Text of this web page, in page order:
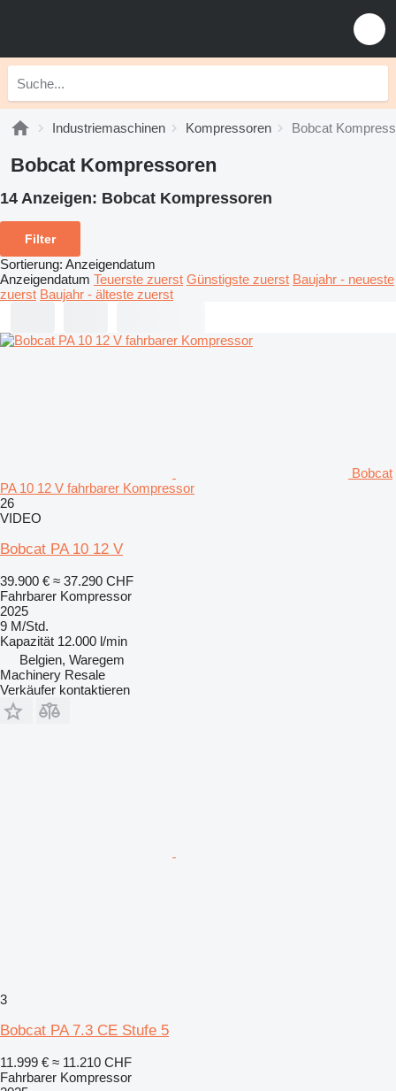
Industriemaschinen Kompressoren Bobcat
Bobcat Kompressoren
14 Anzeigen: Bobcat Kompressoren
Filter
Sortierung: Anzeigendatum
Anzeigendatum Teuerste zuerst Günstigste zuerst Baujahr - neueste
zuerst Baujahr - älteste zuerst
Bobcat
PA 10 12 V fahrbarer Kompressor
26
VIDEO
Bobcat PA 10 12 V
39.900 € ≈ 37.290 CHF
Fahrbarer Kompressor
2025
9 M/Std.
Kapazität 12.000 l/min
Belgien, Waregem
Machinery Resale
Verkäufer kontaktieren
3
Bobcat PA 7.3 CE Stufe 5
11.999 € ≈ 11.210 CHF
Fahrbarer Kompressor